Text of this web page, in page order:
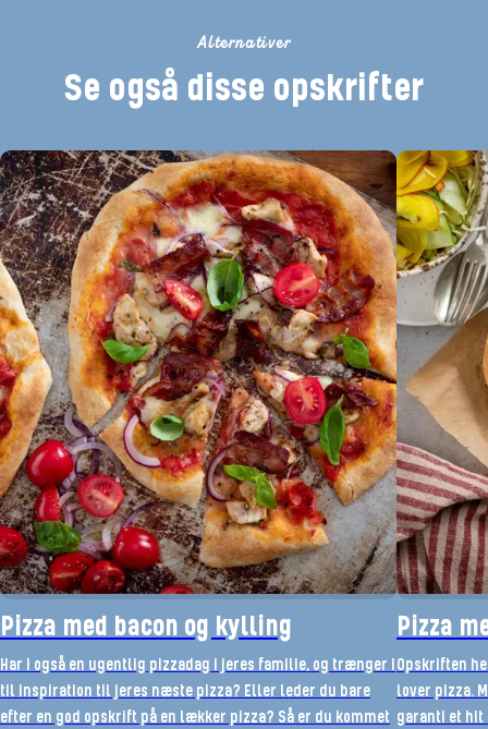
Alternativer
Se også disse opskrifter
Pizza med bacon og kylling
Har I også en ugentlig pizzadag i jeres familie, og trænger I
til inspiration til jeres næste pizza? Eller leder du bare
efter en god opskrift på en lækker pizza? Så er du kommet
Pizza
Opskriften
lover pizza.
garanti et hit